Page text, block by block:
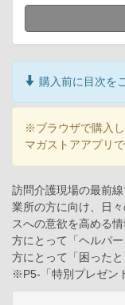
購入前に目次を
※ブラウザで購入
マガストアアプリ
訪問介護現場の最前
業所の方に向け、日
スへの意欲を高める
方にとって「ヘルパ
方にとって「困った
※P5-「特別プレゼン